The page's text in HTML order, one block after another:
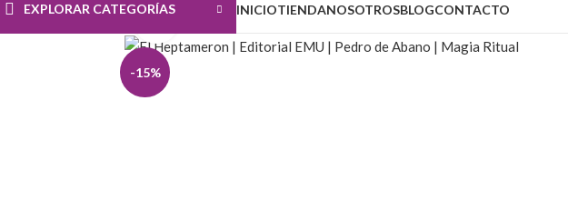
EXPLORAR CATEGORÍAS INICIOTIENDANOSOTROSBLOGCONTACTO
-15%